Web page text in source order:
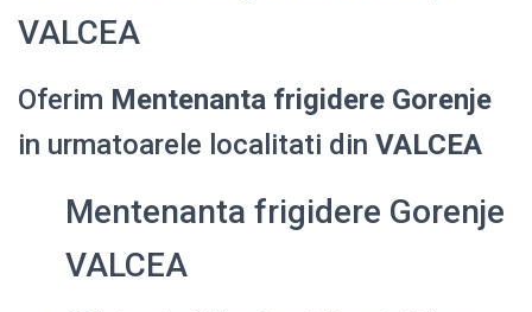
VALCEA
Oferim Mentenanta frigidere Gorenje
in urmatoarele localitati din VALCEA
Mentenanta frigidere Gorenje
VALCEA